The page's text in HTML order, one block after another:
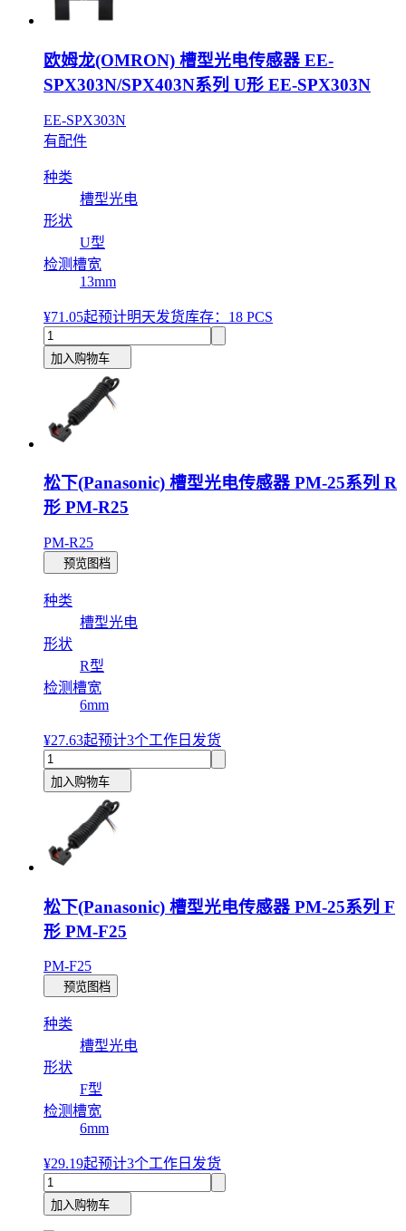
欧姆龙(OMRON) 槽型光电传感器 EE-
SPX303N/SPX403N系列 U形 EE-SPX303N
EE-SPX303N
有配件
种类
槽型光电
形状
U型
检测槽宽
13mm
¥71.05起预计明天发货库存：18 PCS
加入购物车
松下(Panasonic) 槽型光电传感器 PM-25系列 R
形 PM-R25
PM-R25
预览图档
种类
槽型光电
形状
R型
检测槽宽
6mm
¥27.63起预计3个工作日发货
加入购物车
松下(Panasonic) 槽型光电传感器 PM-25系列 F
形 PM-F25
PM-F25
预览图档
种类
槽型光电
形状
F型
检测槽宽
6mm
¥29.19起预计3个工作日发货
加入购物车